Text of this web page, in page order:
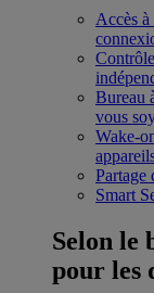
Accès à
Bureau
vous
Wake-
Partage
Smart
Selon le
pour les